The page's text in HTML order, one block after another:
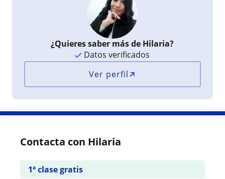
¿Quieres saber más de Hilaria?
Datos verificados
Ver perfil
Contacta con Hilaria
1ª clase gratis